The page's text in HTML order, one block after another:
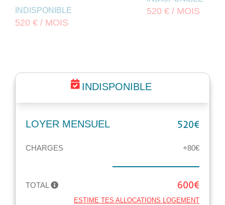
INDISPONIBLE
520 € / MOIS
520 € / MOIS
INDISPONIBLE
LOYER MENSUEL 520€
CHARGES +80€
TOTAL 600€
ESTIME TES ALLOCATIONS LOGEMENT